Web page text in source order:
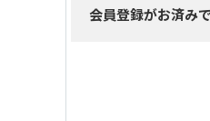
会員登録がお済み